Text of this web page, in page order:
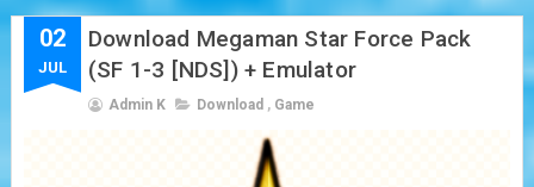
02
JUL
Download Megaman Star Force Pack
(SF 1-3 [NDS]) + Emulator
Admin K Download , Game